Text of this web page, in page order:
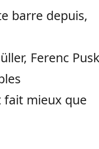
barre depuis,
Ferenc
mieux que